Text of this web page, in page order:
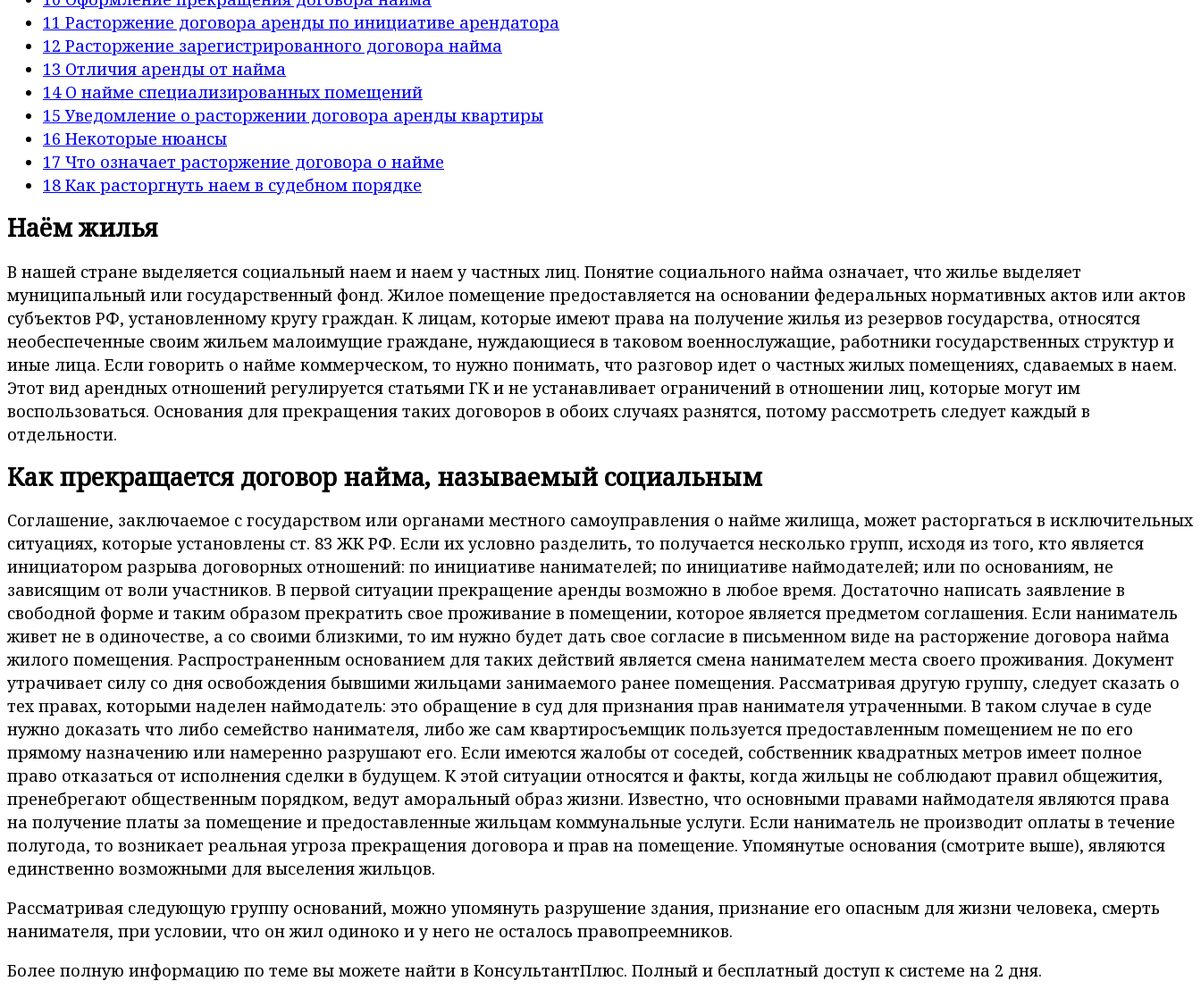
11 Расторжение договора аренды по инициативе арендатора
12 Расторжение зарегистрированного договора найма
13 Отличия аренды от найма
14О найме специализированных помещений
15 Уведомление о расторжении договора аренды квартиры
16 Некоторые нюансы
17 Что означает расторжение договора о найме
18 Как расторгнуть наем в судебном порядке
Наём жилья
В нашей стране выделяется социальный наем и наем у частных лиц. Понятие социального найма означает, что жилье выделяет
муниципальный или государственный фонд. Жилое помещение предоставляется на основании федеральных нормативных актов или актов
субъектов РФ, установленному кругу граждан. К лицам, которые имеют права на получение жилья из резервов государства, относятся
необеспеченные своим жильем малоимущие граждане, нуждающиеся в таковом военнослужащие, работники государственных структур и
иные лица. Если говорить о найме коммерческом, то нужно понимать, что разговор идет о частных жилых помещениях, сдаваемых в наем.
Этот вид арендных отношений регулируется статьями ГК и не устанавливает ограничений в отношении лиц, которые могут им
воспользоваться. Основания для прекращения таких договоров в обоих случаях разнятся, потому рассмотреть следует каждый в
отдельности.
Как прекращается договор найма, называемый социальным
Соглашение, заключаемое с государством или органами местного самоуправления о найме жилища, может расторгаться в исключительных
ситуациях, которые установлены ст. 83 ЖК РФ. Если их условно разделить, то получается несколько групп, исходя из того, кто является
инициатором разрыва договорных отношений: по инициативе нанимателей; по инициативе наймодателей; или по основаниям, не
зависящим от воли участников. В первой ситуации прекращение аренды возможно в любое время. Достаточно написать заявление в
свободной форме и таким образом прекратить свое проживание в помещении, которое является предметом соглашения. Если наниматель
живет не в одиночестве, а со своими близкими, то им нужно будет дать свое согласие в письменном виде на расторжение договора найма
жилого помещения. Распространенным основанием для таких действий является смена нанимателем места своего проживания. Документ
утрачивает силу со дня освобождения бывшими жильцами занимаемого ранее помещения. Рассматривая другую группу, следует сказать о
тех правах, которыми наделен наймодатель: это обращение в суд для признания прав нанимателя утраченными. В таком случае в суде
нужно доказать что либо семейство нанимателя, либо же сам квартиросъемщик пользуется предоставленным помещением не по его
прямому назначению или намеренно разрушают его. Если имеются жалобы от соседей, собственник квадратных метров имеет полное
право отказаться от исполнения сделки в будущем. К этой ситуации относятся и факты, когда жильцы не соблюдают правил общежития,
пренебрегают общественным порядком, ведут аморальный образ жизни. Известно, что основными правами наймодателя являются права
на получение платы за помещение и предоставленные жильцам коммунальные услуги. Если наниматель не производит оплаты в течение
полугода, то возникает реальная угроза прекращения договора и прав на помещение. Упомянутые основания (смотрите выше), являются
единственно возможными для выселения жильцов.
Рассматривая следующую группу оснований, можно упомянуть разрушение здания, признание его опасным для жизни человека, смерть
нанимателя, при условии, что он жил одиноко и у него не осталось правопреемников.
Более полную информацию по теме вы можете найти в КонсультантПлюс. Полный и бесплатный доступ к системе на 2 дня.